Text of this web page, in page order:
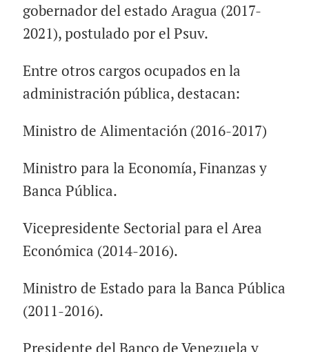
gobernador del estado Aragua (2017-
2021), postulado por el Psuv.
Entre otros cargos ocupados en la
administración pública, destacan:
Ministro de Alimentación (2016-2017)
Ministro para la Economía, Finanzas y
Banca Pública.
Vicepresidente Sectorial para el Area
Económica (2014-2016).
Ministro de Estado para la Banca Pública
(2011-2016).
Presidente del Banco de Venezuela y